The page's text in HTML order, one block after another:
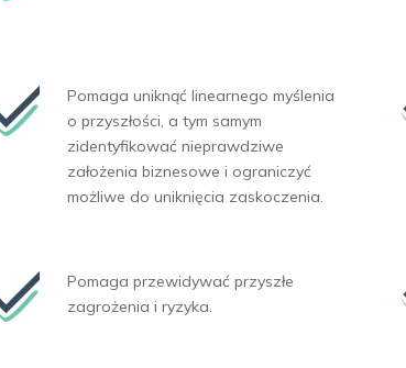
Pomaga uniknąć linearnego myślenia
o przyszłości, a tym samym
zidentyfikować nieprawdziwe
założenia biznesowe i ograniczyć
możliwe do uniknięcia zaskoczenia.
Pomaga przewidywać przyszłe
zagrożenia i ryzyka.